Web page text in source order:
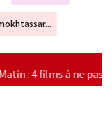
ce week-end |